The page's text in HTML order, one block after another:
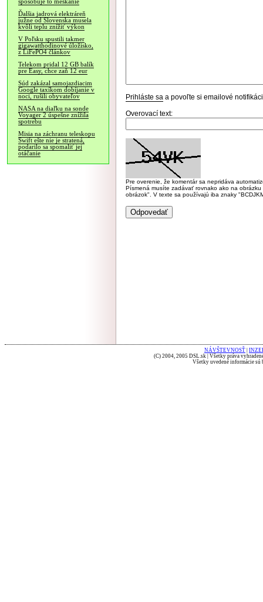
spôsobuje to meškanie
Ďalšia jadrová elektráreň
južne od Slovenska musela
kvôli teplu znížiť výkon
V Poľsku spustili takmer
gigawatthodinové úložisko,
z LiFePO4 článkov
Telekom pridal 12 GB balík
pre Easy, chce zaň 12 eur
Súd zakázal samojazdiacim
Google taxíkom dobíjanie v
noci, rušili obyvateľov
NASA na diaľku na sonde
Voyager 2 úspešne znížila
spotrebu
Misia na záchranu teleskopu
Swift ešte nie je stratená,
podarilo sa spomaliť jej
otáčanie
Prihláste sa a povoľte si emailové
Overovací text:
Pre overenie, že komentár sa nepridáva
Písmená musíte zadávať rovnako ako na
obrázok". V texte sa používajú iba znaky
NÁVŠTEVNOSŤ
(C) 2004, 2005 DSL.sk | Všetky práva
Všetky uvedené informácie sú